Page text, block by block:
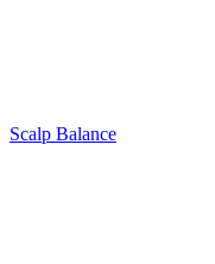
Scalp Balance